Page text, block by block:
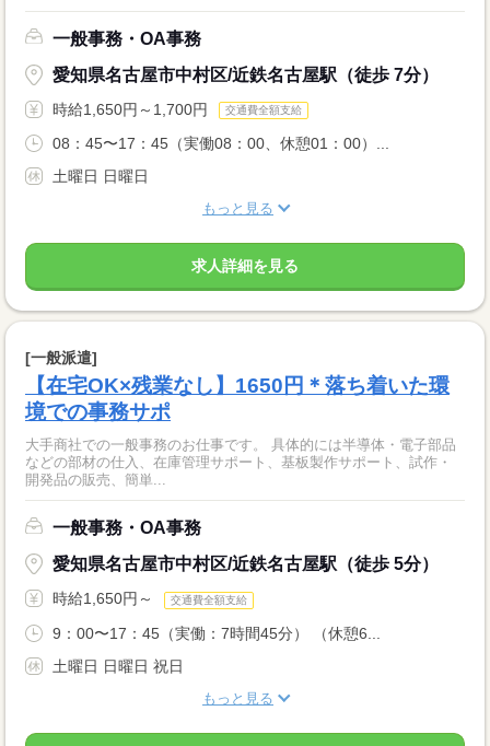
一般事務・OA事務
愛知県名古屋市中村区/近鉄名古屋駅（徒歩 7分）
時給1,650円～1,700円 交通費全額支給
08：45〜17：45（実働08：00、休憩01：00）...
土曜日 日曜日
もっと見る
求人詳細を見る
[一般派遣]
【在宅OK×残業なし】1650円＊落ち着いた環
境での事務サポ
大手商社での一般事務のお仕事です。 具体的には半導体・電子部品
などの部材の仕入、在庫管理サポート、基板製作サポート、試作・
開発品の販売、簡単...
一般事務・OA事務
愛知県名古屋市中村区/近鉄名古屋駅（徒歩 5分）
時給1,650円～ 交通費全額支給
9：00〜17：45（実働：7時間45分） （休憩6...
土曜日 日曜日 祝日
もっと見る